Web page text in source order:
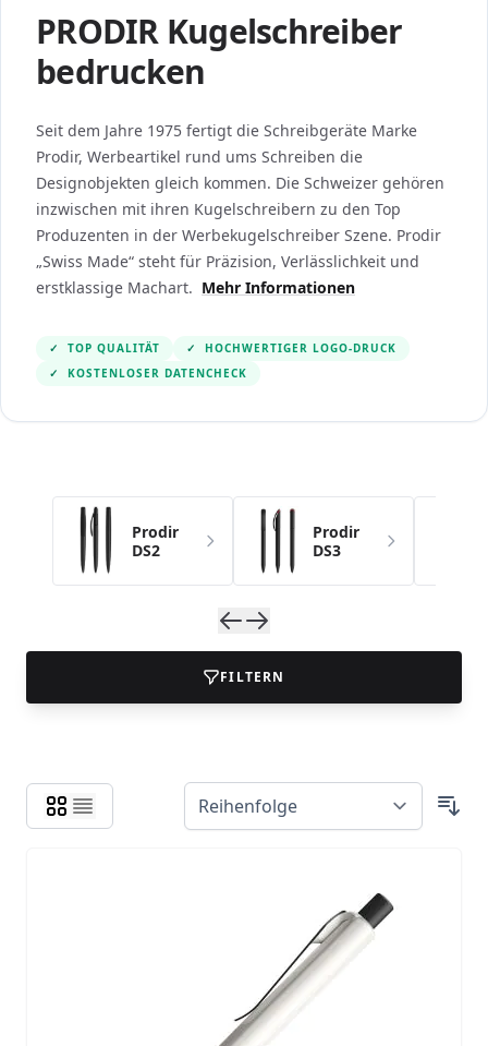
PRODIR Kugelschreiber
bedrucken
Seit dem Jahre 1975 fertigt die Schreibgeräte Marke
Prodir, Werbeartikel rund ums Schreiben die
Designobjekten gleich kommen. Die Schweizer gehören
inzwischen mit ihren Kugelschreibern zu den Top
Produzenten in der Werbekugelschreiber Szene. Prodir
„Swiss Made“ steht für Präzision, Verlässlichkeit und
erstklassige Machart. Mehr Informationen
✓ TOP QUALITÄT ✓
HOCHWERTIGER LOGO-DRUCK
✓
KOSTENLOSER DATENCHECK
Navigating through the elements of the carousel is
Press to skip the carousel
Prodir
DS2
Prodir
DS3
FILTERN